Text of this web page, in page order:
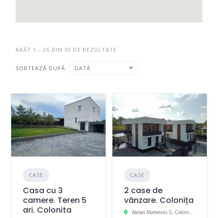
ARĂT 1 - 26 DIN 30 DE REZULTATE
SORTEAZĂ DUPĂ DATĂ
CASE
Casa cu 3
camere. Teren 5
ari. Colonita
CASE
2 case de
vânzare. Colonița
Alexei Mateevici 5, Coloniţa, Moldova